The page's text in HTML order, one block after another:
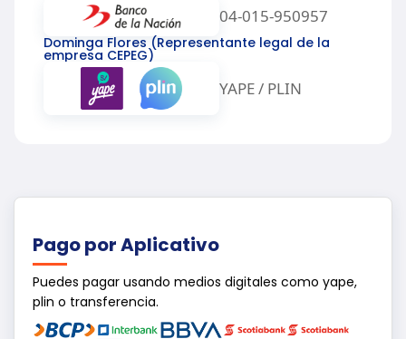
04-015-950957
Dominga Flores (Representante legal de la
empresa CEPEG)
YAPE / PLIN
Pago por Aplicativo
Puedes pagar usando medios digitales como yape,
plin o transferencia.